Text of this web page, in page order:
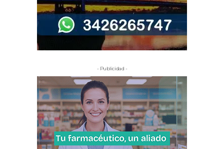
- Publicidad -